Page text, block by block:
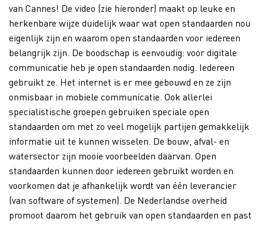
van Cannes! De video (zie hieronder) maakt op leuke en
herkenbare wijze duidelijk waar wat open standaarden nou
eigenlijk zijn en waarom open standaarden voor iedereen
belangrijk zijn. De boodschap is eenvoudig: voor digitale
communicatie heb je open standaarden nodig. Iedereen
gebruikt ze. Het internet is er mee gebouwd en ze zijn
onmisbaar in mobiele communicatie. Ook allerlei
specialistische groepen gebruiken speciale open
standaarden om met zo veel mogelijk partijen gemakkelijk
informatie uit te kunnen wisselen. De bouw, afval- en
watersector zijn mooie voorbeelden daarvan. Open
standaarden kunnen door iedereen gebruikt worden en
voorkomen dat je afhankelijk wordt van één leverancier
(van software of systemen). De Nederlandse overheid
promoot daarom het gebruik van open standaarden en past